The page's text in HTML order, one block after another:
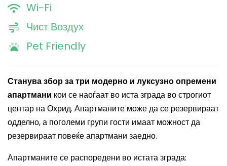
Wi-Fi
Чист Воздух
Pet Friendly
Станува збор за три модерно и луксузно опремени
апартмани кои се наоѓаат во иста зграда во строгиот
центар на Охрид. Апартманите може да се резервираат
одделно, а поголеми групи гости имаат можност да
резервираат повеќе апартмани заедно.
Апартманите се распоредени во истата зграда: